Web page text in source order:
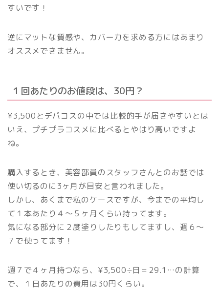
すいです！
逆にマットな質感や、カバー力を求める方にはあまり
オススメできません。
１回あたりのお値段は、30円？
¥3,500とデパコスの中では比較的手が届きやすいとは
いえ、プチプラコスメに比べるとやはり高いですよ
ね。
購入するとき、美容部員のスタッフさんとのお話では
使い切るのに3ヶ月が目安と言われました。
しかし、あくまで私のケースですが、今までの平均し
て１本あたり４〜５ヶ月くらい持ってます。
気になる部分に２度塗りしたりもしてますし、週６〜
７で使ってます！
週７で４ヶ月持つなら、¥3,500÷日＝29.1…の計算
で、１日あたりの費用は30円くらい。